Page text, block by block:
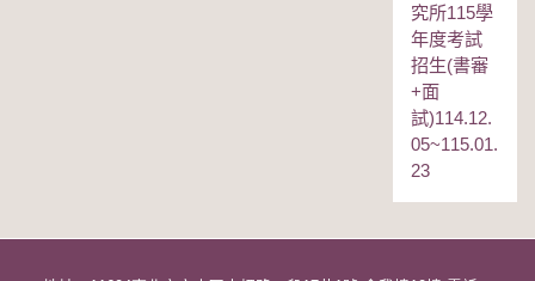
究所115學
年度考試
招生(書審
+面
試)114.12.
05~115.01.
23